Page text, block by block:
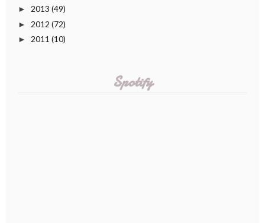
► 2013 (49)
► 2012 (72)
► 2011 (10)
Spotify